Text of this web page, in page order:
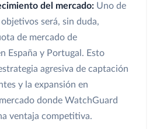
del mercado: Uno de
será, sin duda,
de mercado de
España y Portugal. Esto
agresiva de captación
y la expansión en
donde WatchGuard
ventaja competitiva.